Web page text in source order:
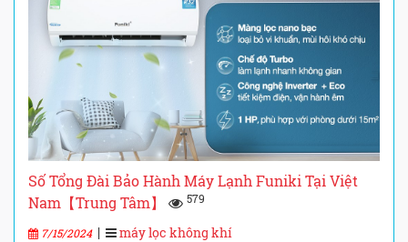
Số Tổng Đài Bảo Hành Máy Lạnh Funiki Tại Việt
Nam【Trung Tâm】
579
7/15/2024|
máy lọc không khí